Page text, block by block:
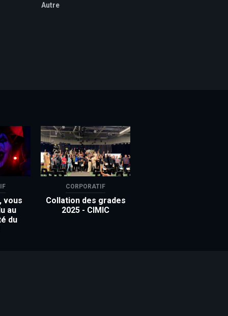
Autre
vous
au
du
CORPORATIF
Collation des grades
2025 - CIMIC